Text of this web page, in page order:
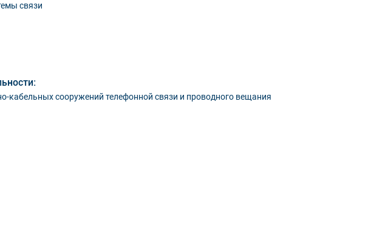
связи
кабельных сооружений телефонной связи и проводного вещания